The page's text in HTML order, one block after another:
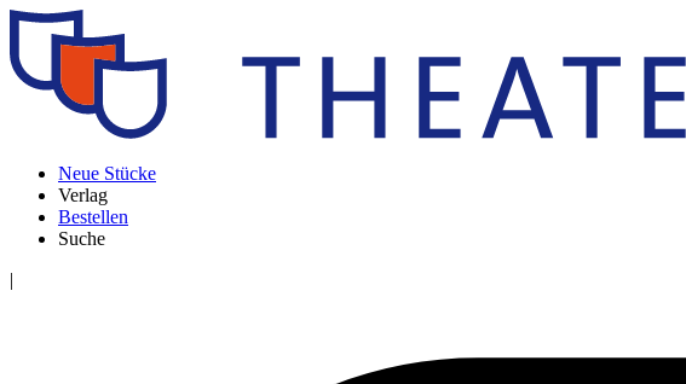
Neue Stücke
Verlag
Bestellen
Suche
|